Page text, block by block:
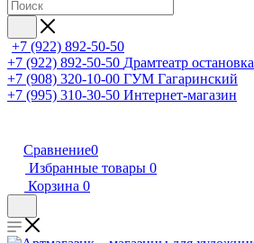
+7 (922) 892-50-50
+7 (922) 892-50-50 Драмтеатр остановка
+7 (908) 320-10-00 ГУМ Гагаринский
+7 (995) 310-30-50 Интернет-магазин
Сравнение0
Избранные товары 0
Корзина 0